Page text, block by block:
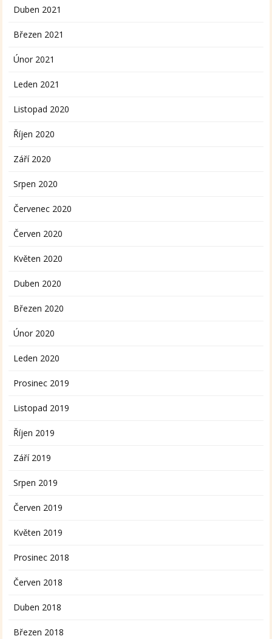
Duben 2021
Březen 2021
Únor 2021
Leden 2021
Listopad 2020
Říjen 2020
Září 2020
Srpen 2020
Červenec 2020
Červen 2020
Květen 2020
Duben 2020
Březen 2020
Únor 2020
Leden 2020
Prosinec 2019
Listopad 2019
Říjen 2019
Září 2019
Srpen 2019
Červen 2019
Květen 2019
Prosinec 2018
Červen 2018
Duben 2018
Březen 2018